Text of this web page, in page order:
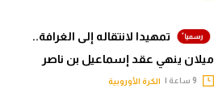
تمهيدا لانتقاله إلى الغرافة..
ميلان ينهي عقد إسماعيل بن ناصر
الكرة الأوروبية